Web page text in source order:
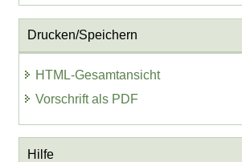
Drucken/Speichern
HTML-Gesamtansicht
Vorschrift als PDF
Hilfe